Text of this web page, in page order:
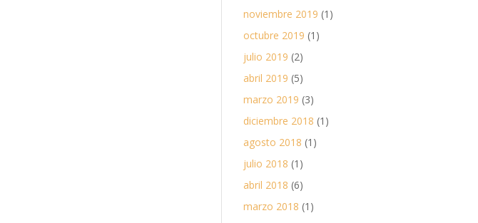
noviembre 2019 (1)
octubre 2019 (1)
julio 2019 (2)
abril 2019 (5)
marzo 2019 (3)
diciembre 2018 (1)
agosto 2018 (1)
julio 2018 (1)
abril 2018 (6)
marzo 2018 (1)